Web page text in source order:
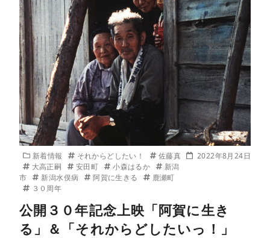
新着情報 それからどしたい！
佐藤真
大高正嗣
安田町 小森はるか
新潟
市
新潟水俣病 阿賀に生きる
鹿瀬町
３０周年
2022年8月24日
公開３０年記念上映「阿賀に生き
る」＆「それからどしたいっ！」